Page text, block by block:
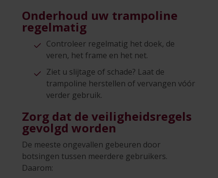
Onderhoud uw trampoline
regelmatig
Controleer regelmatig het doek, de
veren, het frame en het net.
Ziet u slijtage of schade? Laat de
trampoline herstellen of vervangen vóór
verder gebruik.
Zorg dat de veiligheidsregels
gevolgd worden
De meeste ongevallen gebeuren door
botsingen tussen meerdere gebruikers.
Daarom: